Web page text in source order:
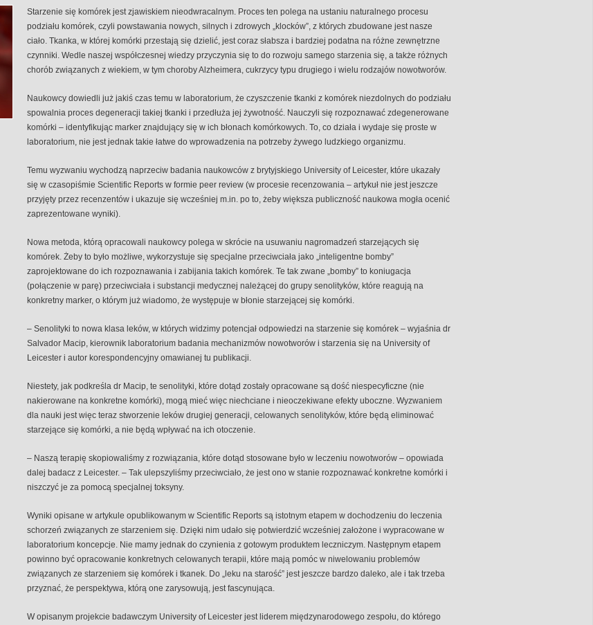
Starzenie się komórek jest zjawiskiem nieodwracalnym. Proces ten polega na ustaniu naturalnego procesu
podziału komórek, czyli powstawania nowych, silnych i zdrowych „klocków”, z których zbudowane jest nasze
ciało. Tkanka, w której komórki przestają się dzielić, jest coraz słabsza i bardziej podatna na różne zewnętrzne
czynniki. Wedle naszej współczesnej wiedzy przyczynia się to do rozwoju samego starzenia się, a także różnych
chorób związanych z wiekiem, w tym choroby Alzheimera, cukrzycy typu drugiego i wielu rodzajów nowotworów.
Naukowcy dowiedli już jakiś czas temu w laboratorium, że czyszczenie tkanki z komórek niezdolnych do podziału
spowalnia proces degeneracji takiej tkanki i przedłuża jej żywotność. Nauczyli się rozpoznawać zdegenerowane
komórki – identyfikując marker znajdujący się w ich błonach komórkowych. To, co działa i wydaje się proste w
laboratorium, nie jest jednak takie łatwe do wprowadzenia na potrzeby żywego ludzkiego organizmu.
Temu wyzwaniu wychodzą naprzeciw badania naukowców z brytyjskiego University of Leicester, które ukazały
się w czasopiśmie Scientific Reports w formie peer review (w procesie recenzowania – artykuł nie jest jeszcze
przyjęty przez recenzentów i ukazuje się wcześniej m.in. po to, żeby większa publiczność naukowa mogła ocenić
zaprezentowane wyniki).
Nowa metoda, którą opracowali naukowcy polega w skrócie na usuwaniu nagromadzeń starzejących się
komórek. Żeby to było możliwe, wykorzystuje się specjalne przeciwciała jako „inteligentne bomby”
zaprojektowane do ich rozpoznawania i zabijania takich komórek. Te tak zwane „bomby” to koniugacja
(połączenie w parę) przeciwciała i substancji medycznej należącej do grupy senolityków, które reagują na
konkretny marker, o którym już wiadomo, że występuje w błonie starzejącej się komórki.
– Senolityki to nowa klasa leków, w których widzimy potencjał odpowiedzi na starzenie się komórek – wyjaśnia dr
Salvador Macip, kierownik laboratorium badania mechanizmów nowotworów i starzenia się na University of
Leicester i autor korespondencyjny omawianej tu publikacji.
Niestety, jak podkreśla dr Macip, te senolityki, które dotąd zostały opracowane są dość niespecyficzne (nie
nakierowane na konkretne komórki), mogą mieć więc niechciane i nieoczekiwane efekty uboczne. Wyzwaniem
dla nauki jest więc teraz stworzenie leków drugiej generacji, celowanych senolityków, które będą eliminować
starzejące się komórki, a nie będą wpływać na ich otoczenie.
– Naszą terapię skopiowaliśmy z rozwiązania, które dotąd stosowane było w leczeniu nowotworów – opowiada
dalej badacz z Leicester. – Tak ulepszyliśmy przeciwciało, że jest ono w stanie rozpoznawać konkretne komórki i
niszczyć je za pomocą specjalnej toksyny.
Wyniki opisane w artykule opublikowanym w Scientific Reports są istotnym etapem w dochodzeniu do leczenia
schorzeń związanych ze starzeniem się. Dzięki nim udało się potwierdzić wcześniej założone i wypracowane w
laboratorium koncepcje. Nie mamy jednak do czynienia z gotowym produktem leczniczym. Następnym etapem
powinno być opracowanie konkretnych celowanych terapii, które mają pomóc w niwelowaniu problemów
związanych ze starzeniem się komórek i tkanek. Do „leku na starość” jest jeszcze bardzo daleko, ale i tak trzeba
przyznać, że perspektywa, którą one zarysowują, jest fascynująca.
W opisanym projekcie badawczym University of Leicester jest liderem międzynarodowego zespołu, do którego